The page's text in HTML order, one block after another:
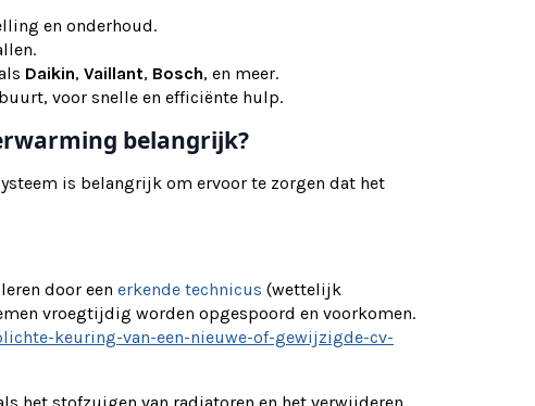
en onderhoud.
Daikin, Vaillant, Bosch, en meer.
voor snelle en efficiënte hulp.
belangrijk?
is belangrijk om ervoor te zorgen dat het
door een erkende technicus (wettelijk
vroegtijdig worden opgespoord en voorkomen.
keuring-van-een-nieuwe-of-gewijzigde-cv-